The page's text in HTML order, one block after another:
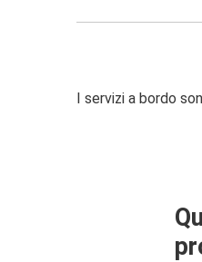
I servizi a bordo